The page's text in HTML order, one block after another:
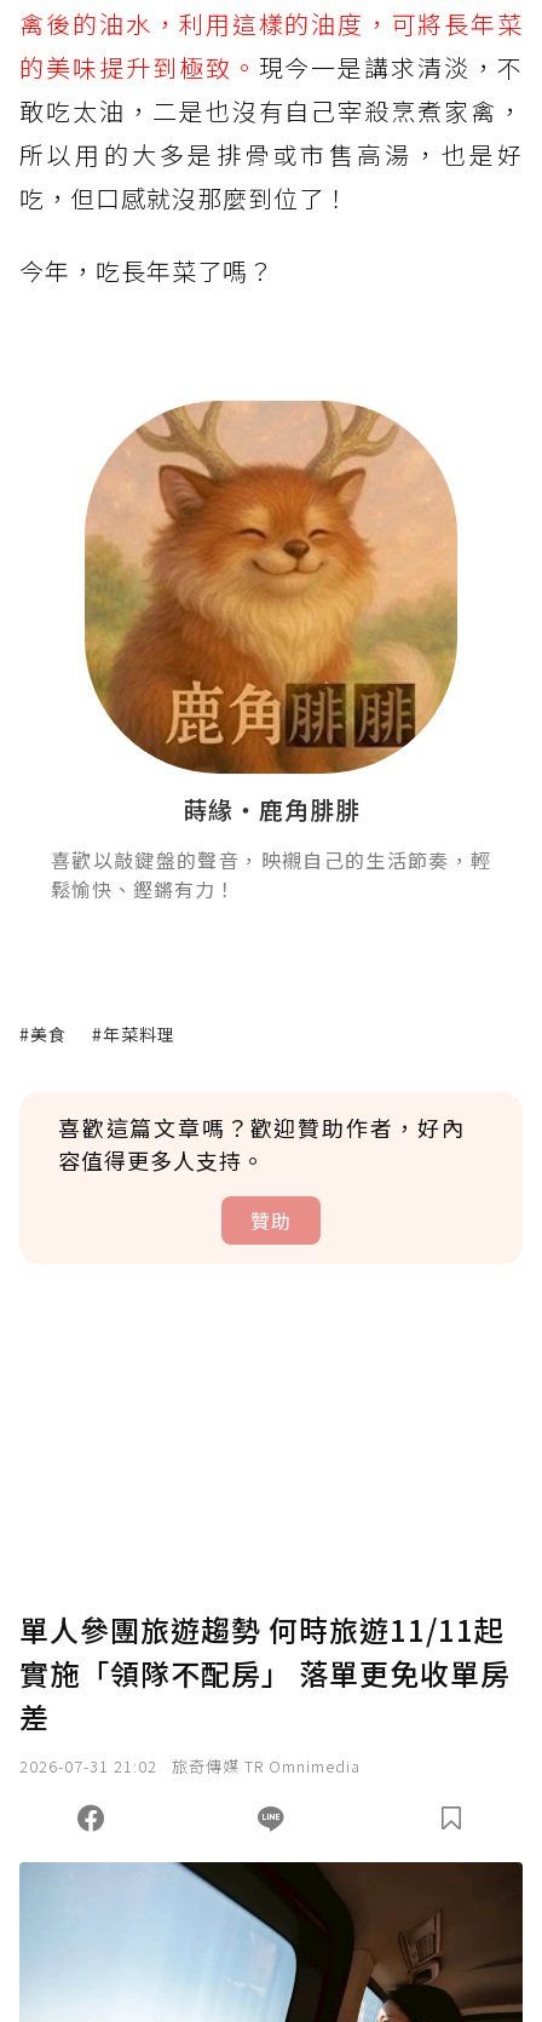
禽後的油水，利用這樣的油度，可將長年菜
的美味提升到極致。 現今一是講求清淡，不
敢吃太油，二是也沒有自己宰殺烹煮家禽，
所以用的大多是排骨或市售高湯，也是好
吃，但口感就沒那麼到位了！
今年，吃長年菜了嗎？
蒔緣‧鹿角腓腓
喜歡以敲鍵盤的聲音，映襯自己的生活節奏，輕
鬆愉快、鏗鏘有力！
#美食 #年菜料理
喜歡這篇文章嗎？歡迎贊助作者，好內
容值得更多人支持。
贊助
確認送出
您當前剩餘 U 利點數：0點；前往 購買點數
單人參團旅遊趨勢 何時旅遊11/11起
實施「領隊不配房」 落單更免收單房
差
2026-07-31 21:02 旅奇傳媒 TR Omnimedia